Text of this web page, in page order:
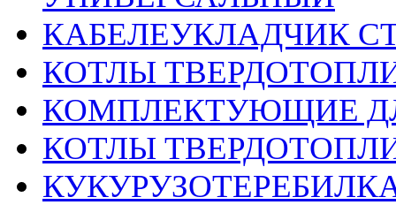
КАБЕЛЕУКЛАДЧИК
КОТЛЫ
КОМПЛЕКТУЮЩИЕ
КОТЛЫ